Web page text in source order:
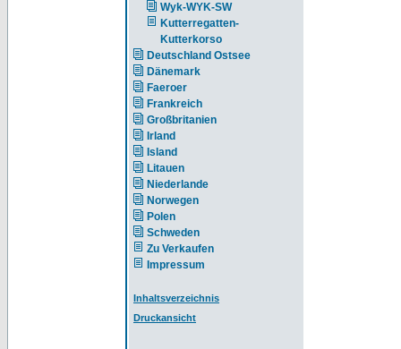
Wyk-WYK-SW
Kutterregatten-
Kutterkorso
Deutschland Ostsee
Dänemark
Faeroer
Frankreich
Großbritanien
Irland
Island
Litauen
Niederlande
Norwegen
Polen
Schweden
Zu Verkaufen
Impressum
Inhaltsverzeichnis
Druckansicht